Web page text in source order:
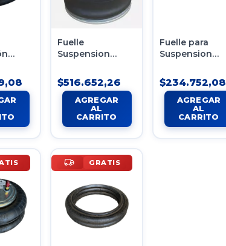
19-
Fuelle
Suspension
Contitech
(1110.5C-16)
$516.652,26
Fuelle para
Suspension
Levanta Eje
Randon
Suspensy
$234.752,08
GRATIS